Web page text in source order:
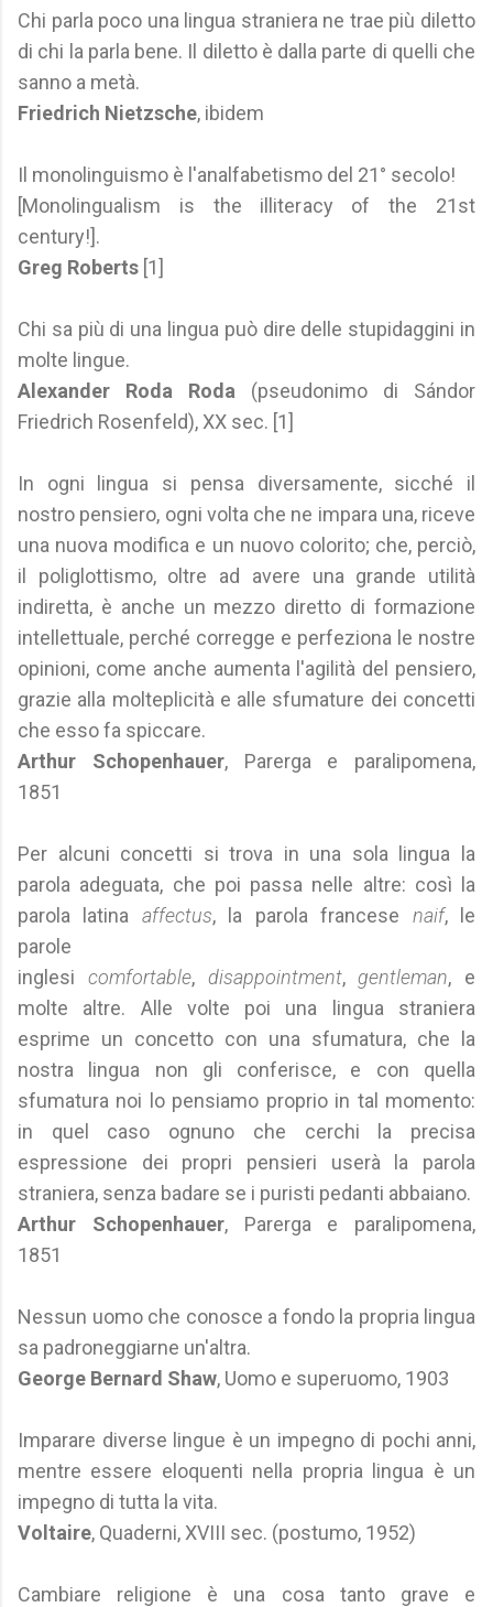
Chi parla poco una lingua straniera ne trae più diletto
di chi la parla bene. Il diletto è dalla parte di quelli che
sanno a metà.
Friedrich Nietzsche, ibidem
Il monolinguismo è l'analfabetismo del 21° secolo!
[Monolingualism is the illiteracy of the 21st
century!].
Greg Roberts [1]
Chi sa più di una lingua può dire delle stupidaggini in
molte lingue.
Alexander Roda Roda (pseudonimo di Sándor
Friedrich Rosenfeld), XX sec. [1]
In ogni lingua si pensa diversamente, sicché il
nostro pensiero, ogni volta che ne impara una, riceve
una nuova modifica e un nuovo colorito; che, perciò,
il poliglottismo, oltre ad avere una grande utilità
indiretta, è anche un mezzo diretto di formazione
intellettuale, perché corregge e perfeziona le nostre
opinioni, come anche aumenta l'agilità del pensiero,
grazie alla molteplicità e alle sfumature dei concetti
che esso fa spiccare.
Arthur Schopenhauer, Parerga e paralipomena,
1851
Per alcuni concetti si trova in una sola lingua la
parola adeguata, che poi passa nelle altre: così la
parola latina affectus, la parola francese naif, le
parole
inglesi comfortable, disappointment,gentleman, e
molte altre. Alle volte poi una lingua straniera
esprime un concetto con una sfumatura, che la
nostra lingua non gli conferisce, e con quella
sfumatura noi lo pensiamo proprio in tal momento:
in quel caso ognuno che cerchi la precisa
espressione dei propri pensieri userà la parola
straniera, senza badare se i puristi pedanti abbaiano.
Arthur Schopenhauer, Parerga e paralipomena,
1851
Nessun uomo che conosce a fondo la propria lingua
sa padroneggiarne un'altra.
George Bernard Shaw, Uomo e superuomo, 1903
Imparare diverse lingue è un impegno di pochi anni,
mentre essere eloquenti nella propria lingua è un
impegno di tutta la vita.
Voltaire, Quaderni, XVIII sec. (postumo, 1952)
Cambiare religione è una cosa tanto grave e